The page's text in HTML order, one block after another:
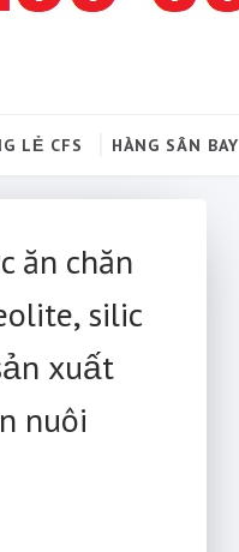
LẺ CFS HÀNG SÂN BAY
ăn chăn
silic
xuất
nuôi